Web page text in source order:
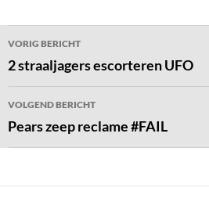
Bericht
navigatie
VORIG BERICHT
2 straaljagers escorteren UFO
VOLGEND BERICHT
Pears zeep reclame #FAIL